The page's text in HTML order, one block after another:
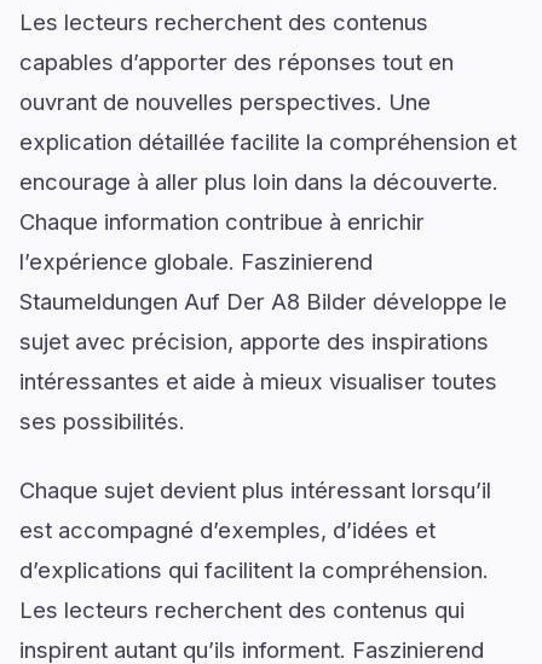
Les lecteurs recherchent des contenus
capables d’apporter des réponses tout en
ouvrant de nouvelles perspectives. Une
explication détaillée facilite la compréhension et
encourage à aller plus loin dans la découverte.
Chaque information contribue à enrichir
l’expérience globale. Faszinierend
Staumeldungen Auf Der A8 Bilder développe le
sujet avec précision, apporte des inspirations
intéressantes et aide à mieux visualiser toutes
ses possibilités.
Chaque sujet devient plus intéressant lorsqu’il
est accompagné d’exemples, d’idées et
d’explications qui facilitent la compréhension.
Les lecteurs recherchent des contenus qui
inspirent autant qu’ils informent. Faszinierend